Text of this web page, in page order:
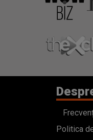
Politica